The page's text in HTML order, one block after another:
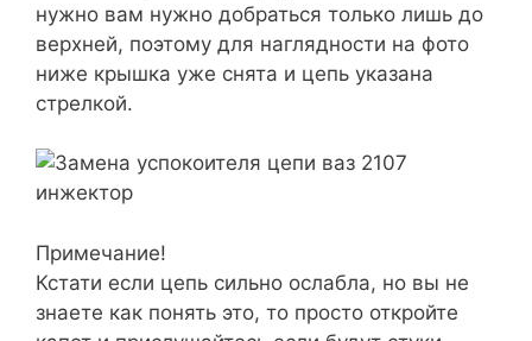
нужно вам нужно добраться только лишь до
верхней, поэтому для наглядности на фото
ниже крышка уже снята и цепь указана
стрелкой.
Примечание!
Кстати если цепь сильно ослабла, но вы не
знаете как понять это, то просто откройте